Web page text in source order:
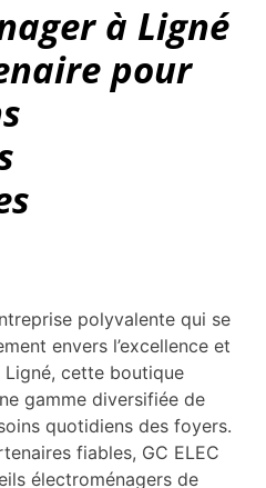
à Ligné
pour
polyvalente qui se
envers l’excellence et
Ligné, cette boutique
gamme diversifiée de
quotidiens des foyers.
fiables, GC ELEC
électroménagers de